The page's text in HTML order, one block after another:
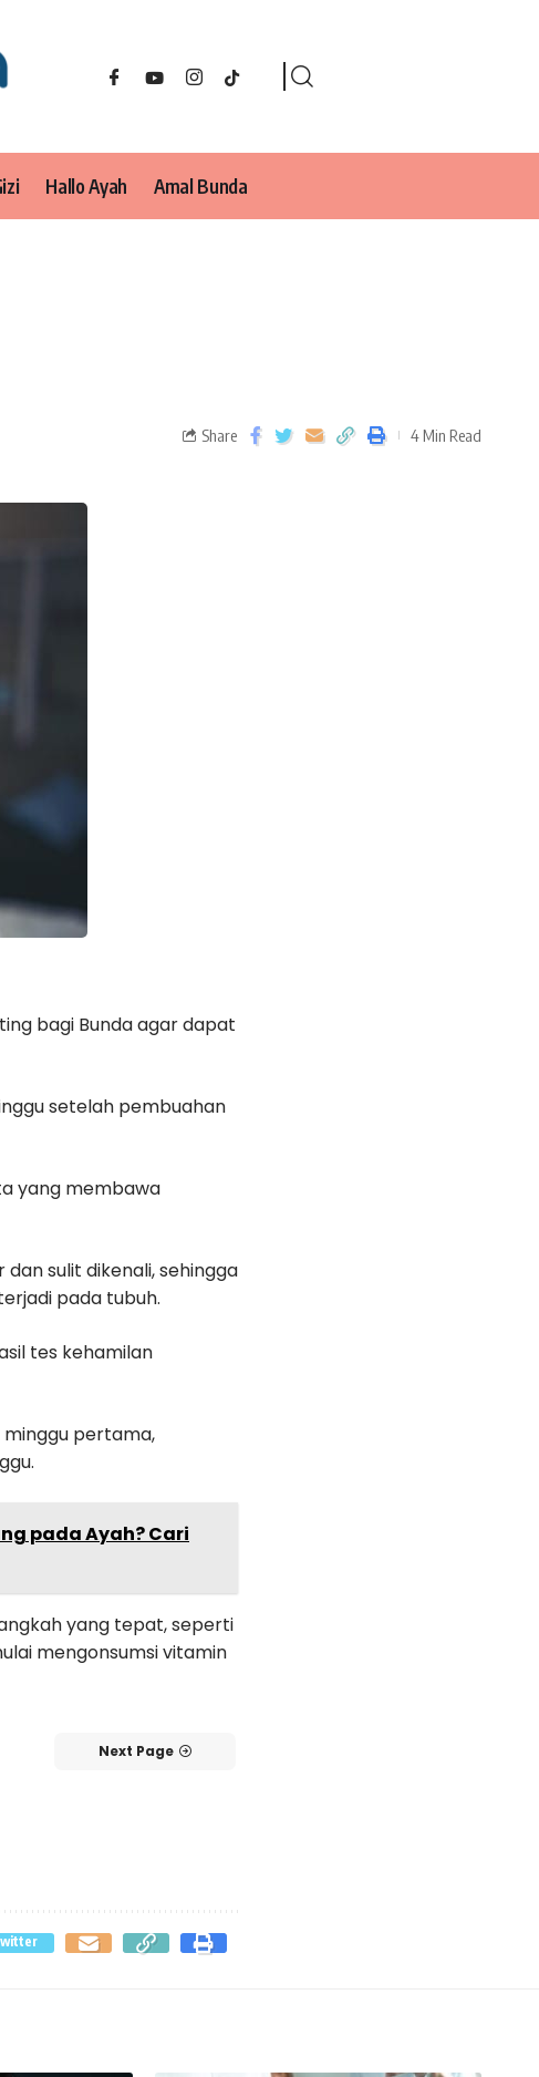
Hallo Ayah Amal Bunda
Share 4 Min Read
bagi Bunda agar dapat
setelah pembuahan
yang membawa
sulit dikenali, sehingga
pada tubuh.
tes kehamilan
pertama,
pada Ayah? Cari
yang tepat, seperti
mengonsumsi vitamin
Next Page